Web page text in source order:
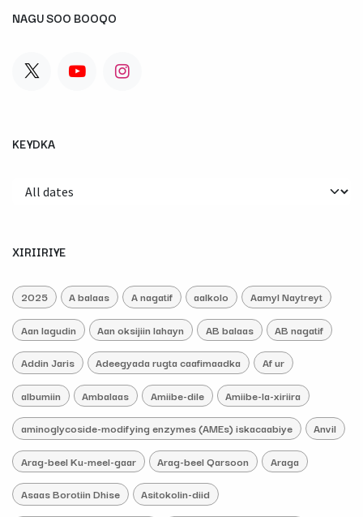
NAGU SOO BOOQO
KEYDKA
XIRIIRIYE
2025 A balaas A nagatif aalkolo Aamyl Naytreyt
Aan lagudin Aan oksijiin lahayn AB balaas AB nagatif
Addin Jaris Adeegyada rugta caafimaadka Af ur
albumiin Ambalaas Amiibe-dile Amiibe-la-xiriira
aminoglycoside-modifying enzymes (AMEs) iskacaabiye Anvil
Arag-beel Ku-meel-gaar Arag-beel Qarsoon Araga
Asaas Borotiin Dhise Asitokolin-diid